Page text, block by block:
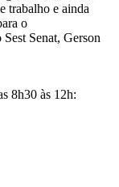
trabalho e ainda
o
Senat, Gerson
8h30 às 12h: